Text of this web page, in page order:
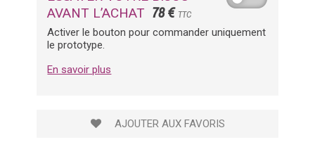
AVANT L’ACHAT 78 € TTC
Activer le bouton pour commander uniquement
le prototype.
En savoir plus
AJOUTER AUX FAVORIS